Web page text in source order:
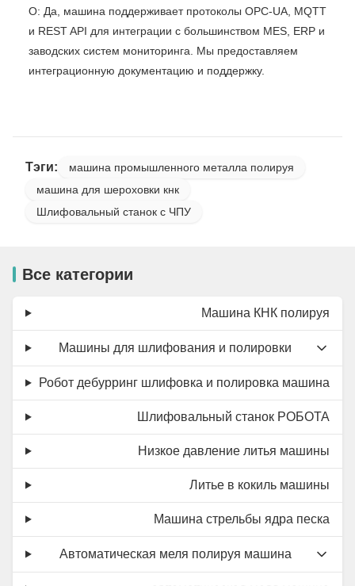
О: Да, машина поддерживает протоколы OPC-UA, MQTT
и REST API для интеграции с большинством MES, ERP и
заводских систем мониторинга. Мы предоставляем
интеграционную документацию и поддержку.
Тэги:
машина промышленного металла полируя
машина для шероховки кнк
Шлифовальный станок с ЧПУ
Все категории
Машина КНК полируя
Машины для шлифования и полировки
Робот дебурринг шлифовка и полировка машина
Шлифовальный станок РОБОТА
Низкое давление литья машины
Литье в кокиль машины
Машина стрельбы ядра песка
Автоматическая меля полируя машина